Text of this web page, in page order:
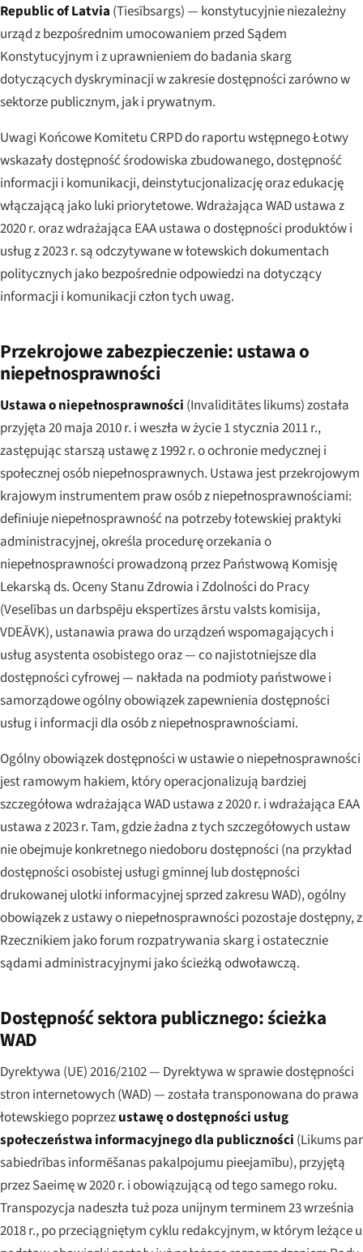
Republic of Latvia (Tiesībsargs) — konstytucyjnie niezależny
urząd z bezpośrednim umocowaniem przed Sądem
Konstytucyjnym i z uprawnieniem do badania skarg
dotyczących dyskryminacji w zakresie dostępności zarówno w
sektorze publicznym, jak i prywatnym.
Uwagi Końcowe Komitetu CRPD do raportu wstępnego Łotwy
wskazały dostępność środowiska zbudowanego, dostępność
informacji i komunikacji, deinstytucjonalizację oraz edukację
włączającą jako luki priorytetowe. Wdrażająca WAD ustawa z
2020 r. oraz wdrażająca EAA ustawa o dostępności produktów i
usług z 2023 r. są odczytywane w łotewskich dokumentach
politycznych jako bezpośrednie odpowiedzi na dotyczący
informacji i komunikacji człon tych uwag.
Przekrojowe zabezpieczenie: ustawa o
niepełnosprawności
Ustawa o niepełnosprawności (Invaliditātes likums) została
przyjęta 20 maja 2010 r. i weszła w życie 1 stycznia 2011 r.,
zastępując starszą ustawę z 1992 r. o ochronie medycznej i
społecznej osób niepełnosprawnych. Ustawa jest przekrojowym
krajowym instrumentem praw osób z niepełnosprawnościami:
definiuje niepełnosprawność na potrzeby łotewskiej praktyki
administracyjnej, określa procedurę orzekania o
niepełnosprawności prowadzoną przez Państwową Komisję
Lekarską ds. Oceny Stanu Zdrowia i Zdolności do Pracy
(Veselības un darbspēju ekspertīzes ārstu valsts komisija,
VDEĀVK), ustanawia prawa do urządzeń wspomagających i
usług asystenta osobistego oraz — co najistotniejsze dla
dostępności cyfrowej — nakłada na podmioty państwowe i
samorządowe ogólny obowiązek zapewnienia dostępności
usług i informacji dla osób z niepełnosprawnościami.
Ogólny obowiązek dostępności w ustawie o niepełnosprawności
jest ramowym hakiem, który operacjonalizują bardziej
szczegółowa wdrażająca WAD ustawa z 2020 r. i wdrażająca EAA
ustawa z 2023 r. Tam, gdzie żadna z tych szczegółowych ustaw
nie obejmuje konkretnego niedoboru dostępności (na przykład
dostępności osobistej usługi gminnej lub dostępności
drukowanej ulotki informacyjnej sprzed zakresu WAD), ogólny
obowiązek z ustawy o niepełnosprawności pozostaje dostępny, z
Rzecznikiem jako forum rozpatrywania skarg i ostatecznie
sądami administracyjnymi jako ścieżką odwoławczą.
Dostępność sektora publicznego: ścieżka
WAD
Dyrektywa (UE) 2016/2102 — Dyrektywa w sprawie dostępności
stron internetowych (WAD) — została transponowana do prawa
łotewskiego poprzezustawę o dostępności usług
społeczeństwa informacyjnego dla publiczności (Likums par
sabiedrības informēšanas pakalpojumu pieejamību), przyjętą
przez Saeimę w 2020 r. i obowiązującą od tego samego roku.
Transpozycja nadeszła tuż poza unijnym terminem 23 września
2018 r., po przeciągniętym cyklu redakcyjnym, w którym leżące u